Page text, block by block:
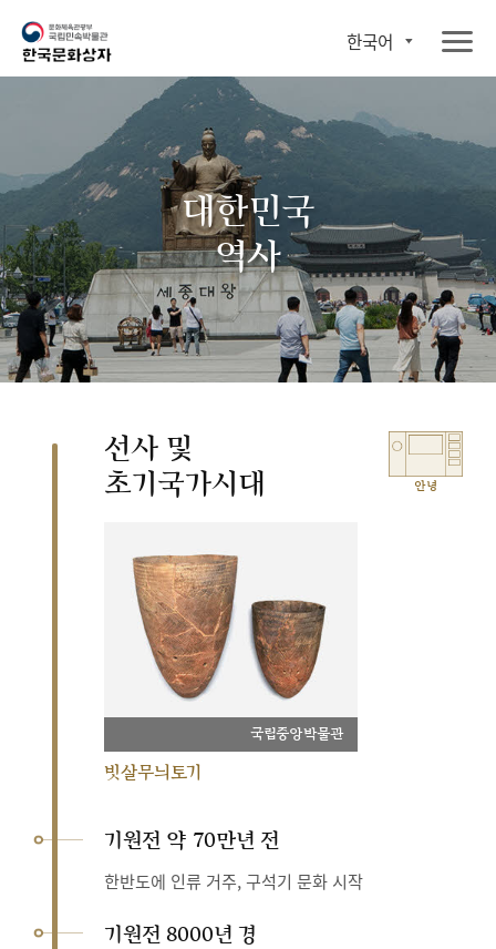
한국어
대한민국
역사
안녕
선사 및
초기국가시대
국립중앙박물관
빗살무늬토기
기원전 약 70만년 전
한반도에 인류 거주, 구석기 문화 시작
기원전 8000년 경